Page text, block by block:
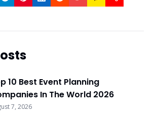
10 Best Event Planning
In The World 2026
7, 2026